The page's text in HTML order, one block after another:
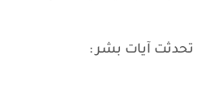
تحدثت آيات بشر :